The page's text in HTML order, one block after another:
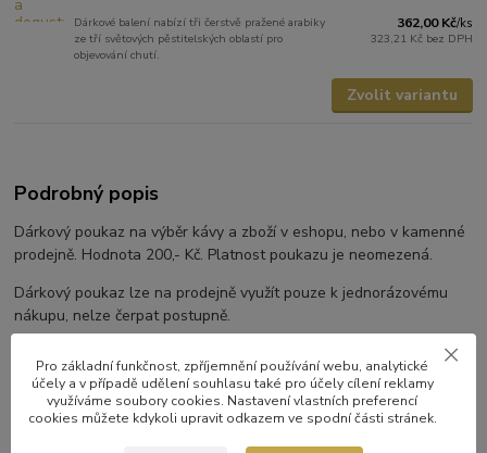
Dárkové balení nabízí tři čerstvě pražené arabiky
ze tří světových pěstitelských oblastí pro
objevování chutí.
362,00 Kč/ks
323,21 Kč bez DPH
Zvolit variantu
Podrobný popis
Dárkový poukaz na výběr kávy a zboží v eshopu, nebo v kamenné
prodejně. Hodnota 200,- Kč. Platnost poukazu je neomezená.
Dárkový poukaz lze na prodejně využít pouze k jednorázovému
nákupu, nelze čerpat postupně.
Zboží zařazeno v kategoriích
Pro základní funkčnost, zpříjemnění používání webu, analytické
účely a v případě udělení souhlasu také pro účely cílení reklamy
využíváme soubory cookies. Nastavení vlastních preferencí
cookies můžete kdykoli upravit odkazem ve spodní části stránek.